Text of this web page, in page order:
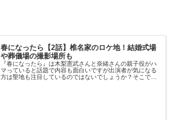
春になったら【2話】椎名家のロケ地！結婚式場
や葬儀場の撮影場所も
『春になったら』は木梨憲武さんと奈緒さんの親子役がハ
マっていると話題で内容も面白いですが出演者が気になる
方は聖地も注目しているのではないでしょうか？そこで今